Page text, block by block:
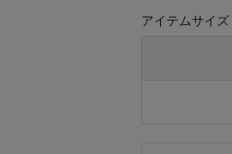
アイテムサイズ